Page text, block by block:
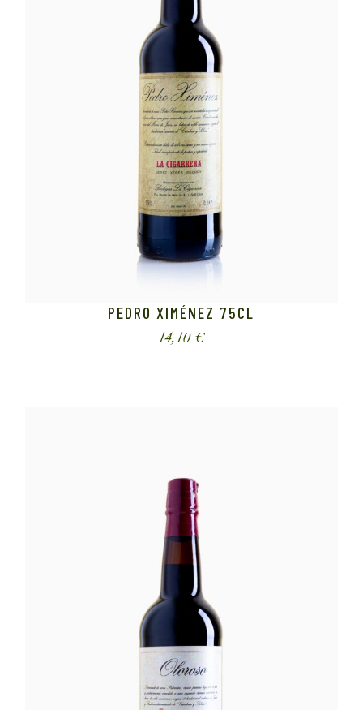
PEDRO XIMÉNEZ 75CL
14,10 €